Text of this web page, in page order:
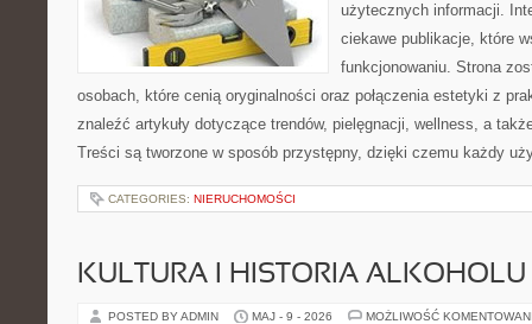
użytecznych informacji.
ciekawe publikacje, które
funkcjonowaniu. Strona
osobach, które cenią oryginalności oraz połączenia estetyki z
znaleźć artykuły dotyczące trendów, pielęgnacji, wellness, a
Treści są tworzone w sposób przystępny, dzięki czemu każdy
CATEGORIES: NIERUCHOMOŚCI
KULTURA I HISTORIA ALKOHOLU
POSTED BY ADMIN MAJ - 9 - 2026 MOŻLIWOŚĆ